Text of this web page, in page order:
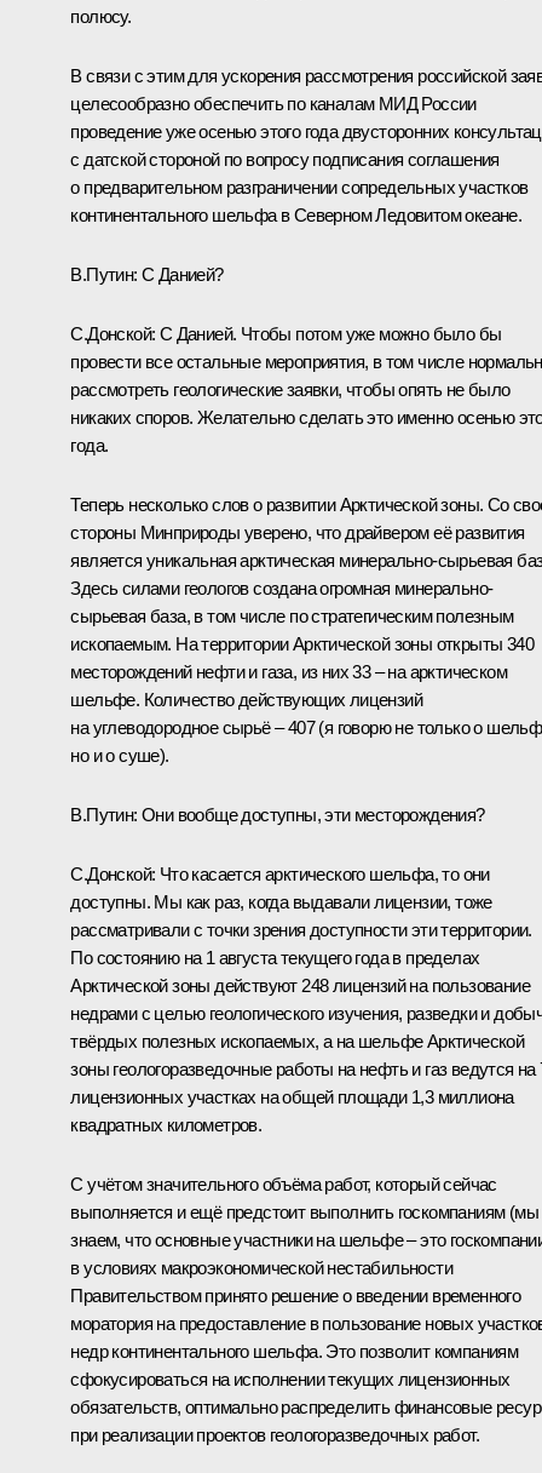
полюсу.
В связи с этим для ускорения рассмотрения российской
целесообразно обеспечить по каналам МИД России
проведение уже осенью этого года двусторонних
с датской стороной по вопросу подписания соглашения
о предварительном разграничении сопредельных участков
континентального шельфа в Северном Ледовитом океане.
В.Путин: С Данией?
С.Донской: С Данией. Чтобы потом уже можно было бы
провести все остальные мероприятия, в том числе
рассмотреть геологические заявки, чтобы опять не было
никаких споров. Желательно сделать это именно осенью
года.
Теперь несколько слов о развитии Арктической зоны. Со
стороны Минприроды уверено, что драйвером её развития
является уникальная арктическая минерально-сырьевая
Здесь силами геологов создана огромная минерально-
сырьевая база, в том числе по стратегическим полезным
ископаемым. На территории Арктической зоны открыты 340
месторождений нефти и газа, из них 33 – на арктическом
шельфе. Количество действующих лицензий
на углеводородное сырьё – 407 (я говорю не только о
но и о суше).
В.Путин: Они вообще доступны, эти месторождения?
С.Донской: Что касается арктического шельфа, то они
доступны. Мы как раз, когда выдавали лицензии, тоже
рассматривали с точки зрения доступности эти территории.
По состоянию на 1 августа текущего года в пределах
Арктической зоны действуют 248 лицензий на пользование
недрами с целью геологического изучения, разведки и
твёрдых полезных ископаемых, а на шельфе Арктической
зоны геологоразведочные работы на нефть и газ ведутся на
лицензионных участках на общей площади 1,3 миллиона
квадратных километров.
С учётом значительного объёма работ, который сейчас
выполняется и ещё предстоит выполнить госкомпаниям (мы
знаем, что основные участники на шельфе – это
в условиях макроэкономической нестабильности
Правительством принято решение о введении временного
моратория на предоставление в пользование новых
недр континентального шельфа. Это позволит компаниям
сфокусироваться на исполнении текущих лицензионных
обязательств, оптимально распределить финансовые
при реализации проектов геологоразведочных работ.